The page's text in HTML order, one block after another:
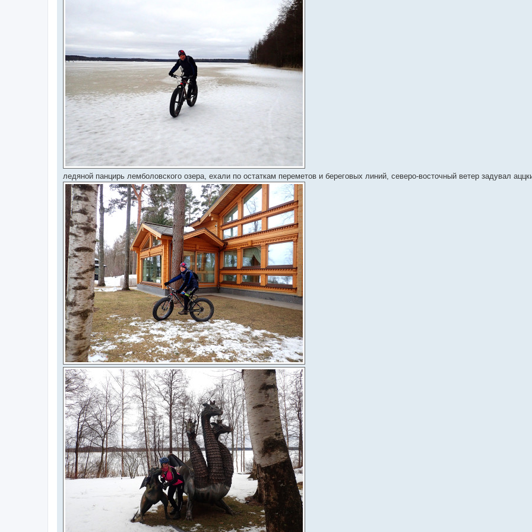
ледяной панцирь лемболовского озера, ехали по остаткам переметов и береговых линий, северо-восточный ветер задувал